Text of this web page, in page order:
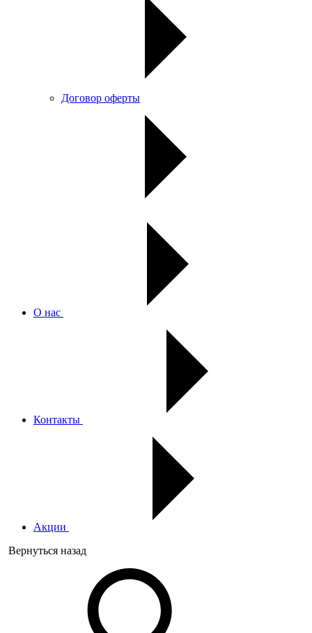
Договор оферты
О нас
Контакты
Акции
Вернуться назад